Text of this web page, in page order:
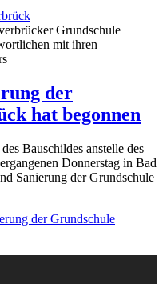
Grundschule
mit ihren
der
hat begonnen
Bauschildes anstelle des
Donnerstag in Bad
Sanierung der Grundschule
der Grundschule